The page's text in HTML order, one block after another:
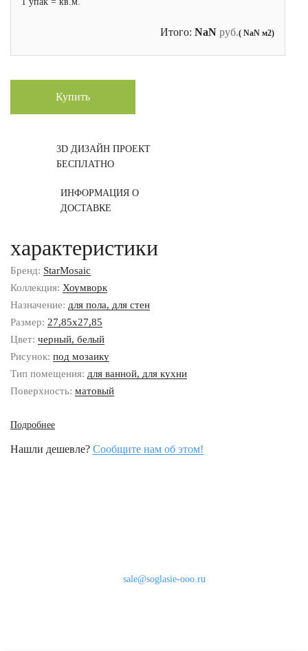
Итого: NaN руб.( NaN м2)
Купить
3D ДИЗАЙН ПРОЕКТ
БЕСПЛАТНО
ИНФОРМАЦИЯ О
ДОСТАВКЕ
характеристики
Бренд: StarMosaic
Коллекция: Хоумворк
Назначение: для пола, для стен
Размер: 27,85x27,85
Цвет: черный, белый
Рисунок: под мозаику
Тип помещения: для ванной, для кухни
Поверхность: матовый
Подробнее
Нашли дешевле? Сообщите нам об этом!
sale@soglasie-ooo.ru